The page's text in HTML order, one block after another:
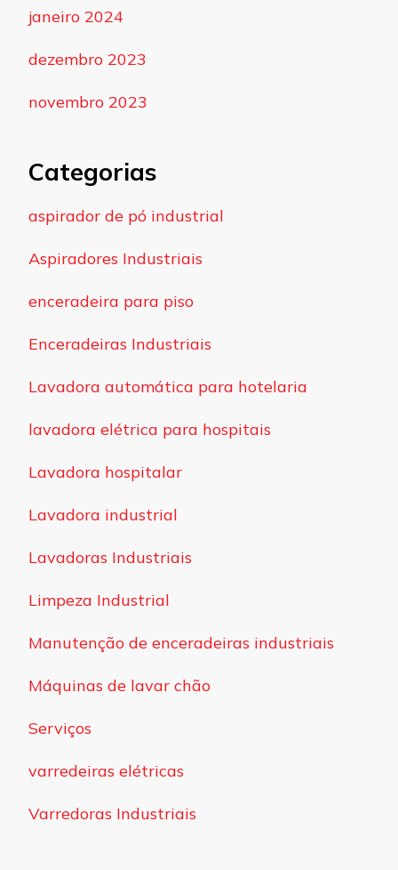
janeiro 2024
dezembro 2023
novembro 2023
Categorias
aspirador de pó industrial
Aspiradores Industriais
enceradeira para piso
Enceradeiras Industriais
Lavadora automática para hotelaria
lavadora elétrica para hospitais
Lavadora hospitalar
Lavadora industrial
Lavadoras Industriais
Limpeza Industrial
Manutenção de enceradeiras industriais
Máquinas de lavar chão
Serviços
varredeiras elétricas
Varredoras Industriais